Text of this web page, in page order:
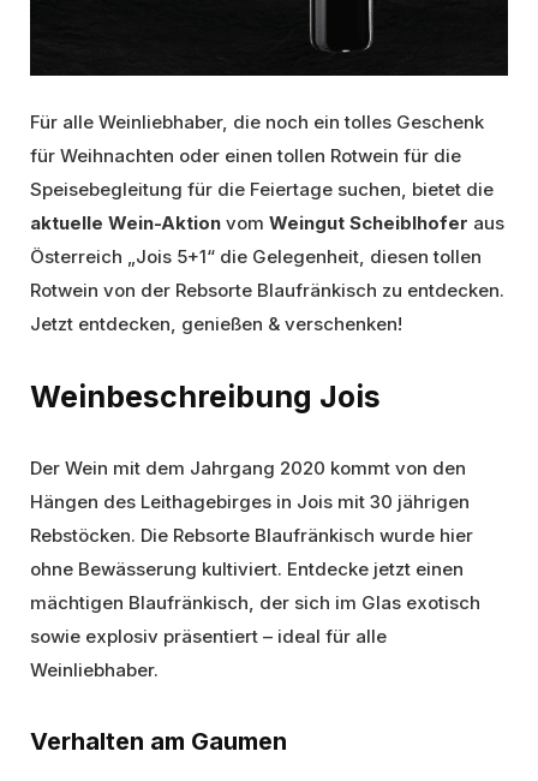
Für alle Weinliebhaber, die noch ein tolles Geschenk
für Weihnachten oder einen tollen Rotwein für die
Speisebegleitung für die Feiertage suchen, bietet die
aktuelle Wein-Aktion vom Weingut Scheiblhofer aus
Österreich „Jois 5+1“ die Gelegenheit, diesen tollen
Rotwein von der Rebsorte Blaufränkisch zu entdecken.
Jetzt entdecken, genießen & verschenken!
Weinbeschreibung Jois
Der Wein mit dem Jahrgang 2020 kommt von den
Hängen des Leithagebirges in Jois mit 30 jährigen
Rebstöcken. Die Rebsorte Blaufränkisch wurde hier
ohne Bewässerung kultiviert. Entdecke jetzt einen
mächtigen Blaufränkisch, der sich im Glas exotisch
sowie explosiv präsentiert – ideal für alle
Weinliebhaber.
Verhalten am Gaumen